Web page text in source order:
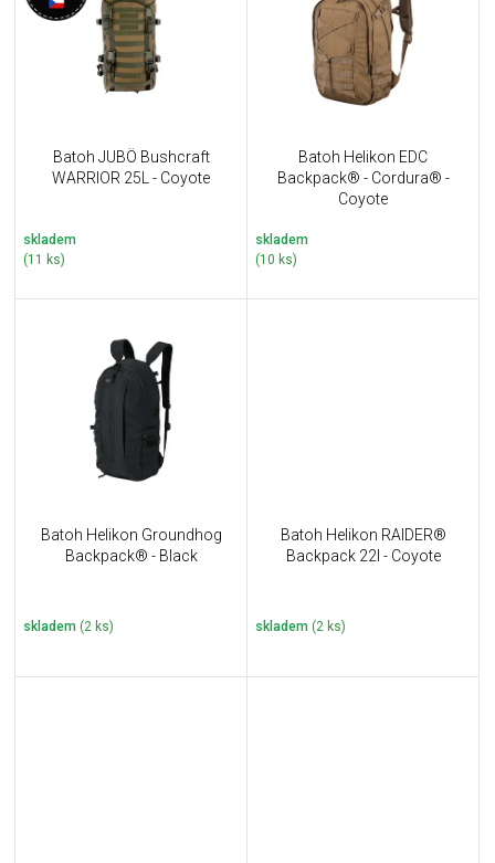
Batoh JUBÖ Bushcraft
WARRIOR 25L - Coyote
skladem
(11 ks)
Batoh Helikon EDC
Backpack® - Cordura® -
Coyote
skladem
(10 ks)
Batoh Helikon Groundhog
Backpack® - Black
skladem (2 ks)
Batoh Helikon RAIDER®
Backpack 22l - Coyote
skladem (2 ks)